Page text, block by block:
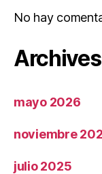
No hay
Archives
mayo 2026
noviembre
julio 2025